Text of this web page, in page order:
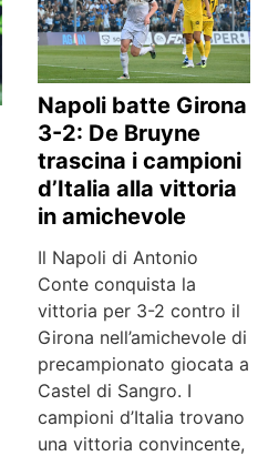
Napoli batte Girona
3-2: De Bruyne
trascina i campioni
d’Italia alla vittoria
in amichevole
Il Napoli di Antonio
Conte conquista la
vittoria per 3-2 contro il
Girona nell’amichevole di
precampionato giocata a
Castel di Sangro. I
campioni d’Italia trovano
una vittoria convincente,